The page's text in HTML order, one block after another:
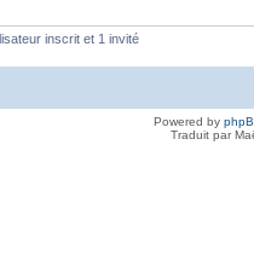
inscrit et 1 invité
Powered by
Traduit par